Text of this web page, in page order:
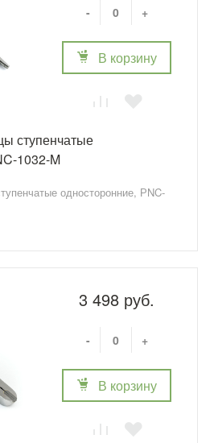
- +
В корзину
ступенчатые
1032-M
односторонние, РNC-
3 498 руб.
- +
В корзину